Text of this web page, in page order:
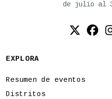
de julio al
EXPLORA
Resumen de eventos
Distritos